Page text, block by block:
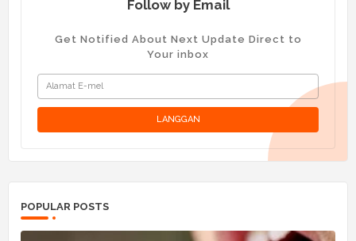
Follow by Email
Get Notified About Next Update Direct to
Your inbox
POPULAR POSTS